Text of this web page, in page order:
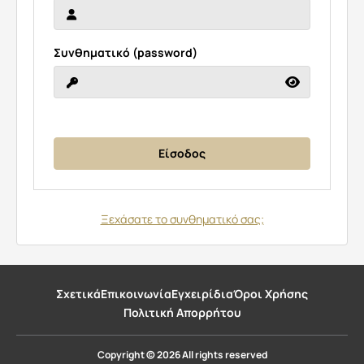
Συνθηματικό (password)
Ξεχάσατε το συνθηματικό σας;
ΣχετικάΕπικοινωνίαΕγχειρίδιαΌροι Χρήσης
Πολιτική Απορρήτου
Copyright © 2026 All rights reserved